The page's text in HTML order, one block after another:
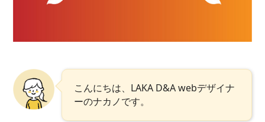
こんにちは、LAKA D&A webデザイナ
ーのナカノです。